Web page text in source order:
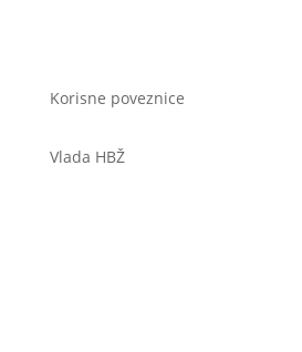
Korisne poveznice
Vlada HBŽ